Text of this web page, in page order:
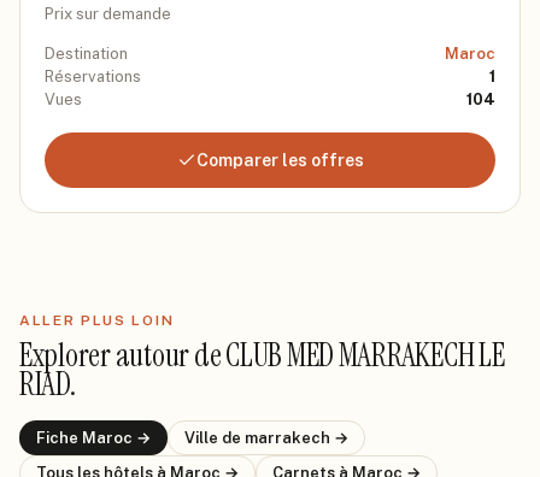
Prix sur demande
Destination
Maroc
Réservations
1
Vues
104
Comparer les offres
ALLER PLUS LOIN
Explorer autour deCLUB MED MARRAKECH LE
RIAD.
Fiche Maroc → Ville de marrakech →
Tous les hôtels à Maroc → Carnets à Maroc →